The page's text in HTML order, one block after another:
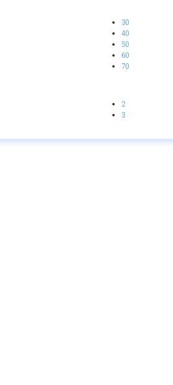
30
40
50
60
70
2
3